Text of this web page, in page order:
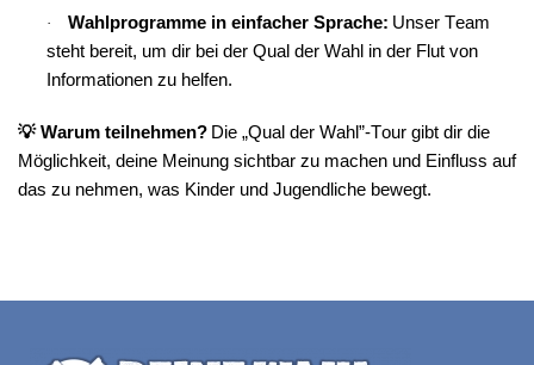
· Wahlprogramme in einfacher Sprache: Unser Team
steht bereit, um dir bei der Qual der Wahl in der Flut von
Informationen zu helfen.
💡 Warum teilnehmen? Die „Qual der Wahl”-Tour gibt dir die
Möglichkeit, deine Meinung sichtbar zu machen und Einfluss auf
das zu nehmen, was Kinder und Jugendliche bewegt.